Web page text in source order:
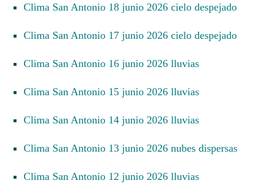
Clima San Antonio 18 junio 2026 cielo despejado
Clima San Antonio 17 junio 2026 cielo despejado
Clima San Antonio 16 junio 2026 lluvias
Clima San Antonio 15 junio 2026 lluvias
Clima San Antonio 14 junio 2026 lluvias
Clima San Antonio 13 junio 2026 nubes dispersas
Clima San Antonio 12 junio 2026 lluvias